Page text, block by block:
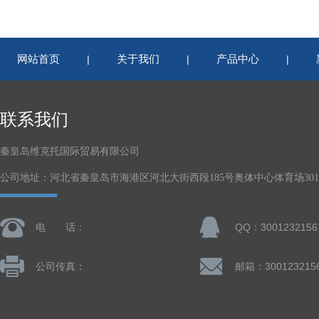
网站首页 | 关于我们 | 产品中心 |
联系我们
秦皇岛维克托国际贸易有限公司
公司地址：河北省秦皇岛市海港区河北大街西段185号奥体中心体育场
电 话： QQ：3001232156
公司传真： 邮箱：